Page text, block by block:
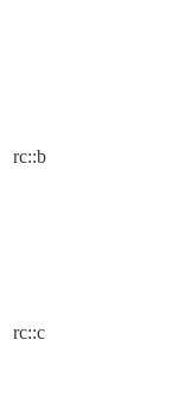
rc::b
rc::c